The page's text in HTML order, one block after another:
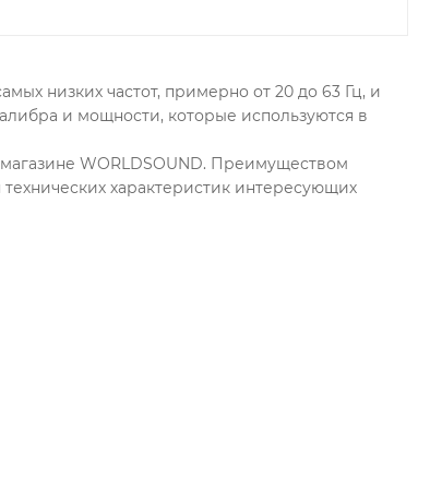
низких частот, примерно от 20 до 63 Гц, и
и мощности, которые используются в
WORLDSOUND. Преимуществом
характеристик интересующих